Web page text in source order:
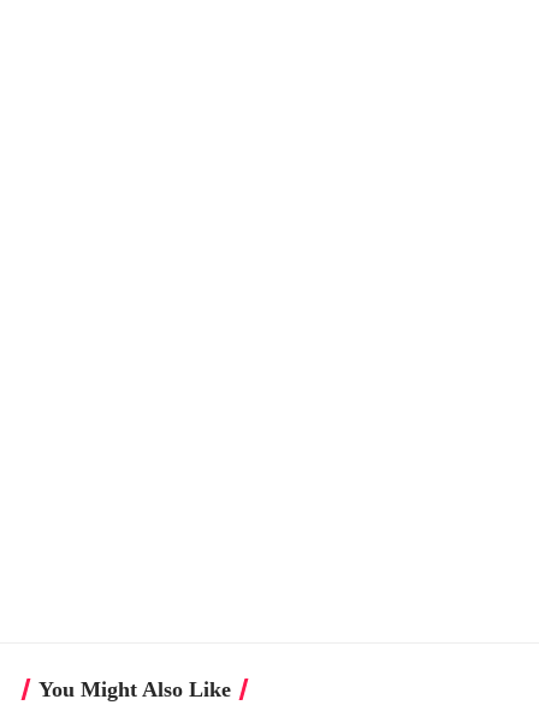
You Might Also Like